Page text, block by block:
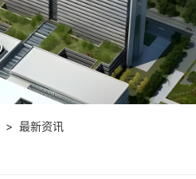
> 最新资讯